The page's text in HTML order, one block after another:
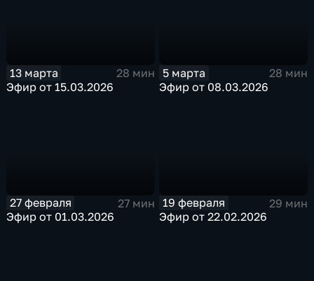
13 марта
28 мин
Эфир от 15.03.2026
5 марта
28 мин
Эфир от 08.03.2026
27 февраля
27 мин
Эфир от 01.03.2026
19 февраля
29 мин
Эфир от 22.02.2026